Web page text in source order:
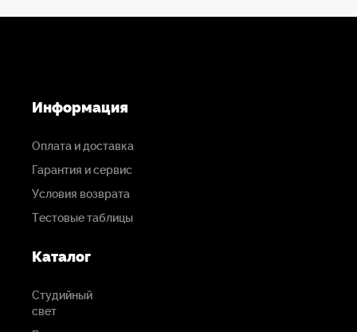
Информация
Оплата и доставка
Гарантия и сервис
Условия возврата
Тестовые таблицы
Каталог
Студийный
свет